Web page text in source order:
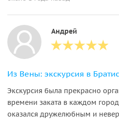
Андрей
Экскурсия была прекрасно
времени заката в каждом
оказался дружелюбным и